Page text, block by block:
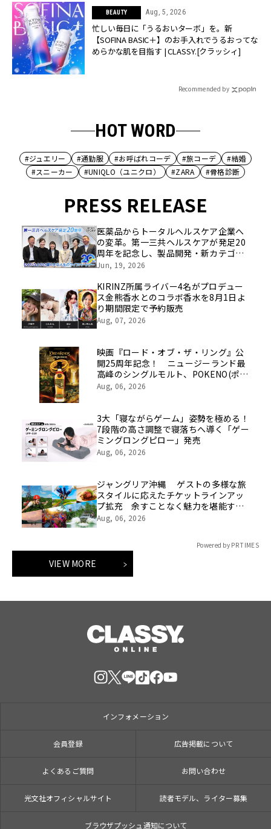
BEAUTY Aug, 5, 2026
忙しい毎日に「うるおいターボ」を。新
【SOFINA BASIC＋】のお手入れでうるおってな
めらかな肌を目指す | CLASSY.[クラッシィ]
Recommended by
HOT WORD
#ジュエリー #通勤服 #お呼ばれコーデ #旅コーデ
#結婚
#スニーカー
#UNIQLO（ユニクロ） #ZARA #骨格診断
PRESS RELEASE
医薬品からトータルヘルスケア企業へ
の変革。第一三共ヘルスケアが発足20
周年を記念し、製品開発・新カテゴリ
挑戦の舞台や旧社統合時のエピソード
像を公開！
Jun, 19, 2026
KIRINZ所属ライバー4名がプロデュー
ス金熊香水とのコラボ香水を8月1日よ
り期間限定で予約販売
Aug, 07, 2026
映画『ロード・オブ・ザ・リング』公
開25周年記念！ ニュージーランド最
高峰のシングルモルト、POKENO(ポケ
ノ)より 数量限定ウイスキー「リング
Aug, 06, 2026
3大「寝ながらゲーム」姿勢を極める！
7段階の高さ調整で寝落ちへ導く「ゲー
ミングロングピロー」発売
Aug, 06, 2026
ジャングリア沖縄 ゲストの多様な旅
スタイルに応えたチケットラインアッ
プ拡充 余すことなく魅力を堪能する
「ロイヤルチケット」新登場
Aug, 06, 2026
Powered by PR TIMES
VIEW MORE
インフォメーション
会員登録 広告掲載について
よくあるご質問 お問い合わせ
光文社オフィシャルサイト 読者モデル、ライター募集
ブラウザプッシュ通知について